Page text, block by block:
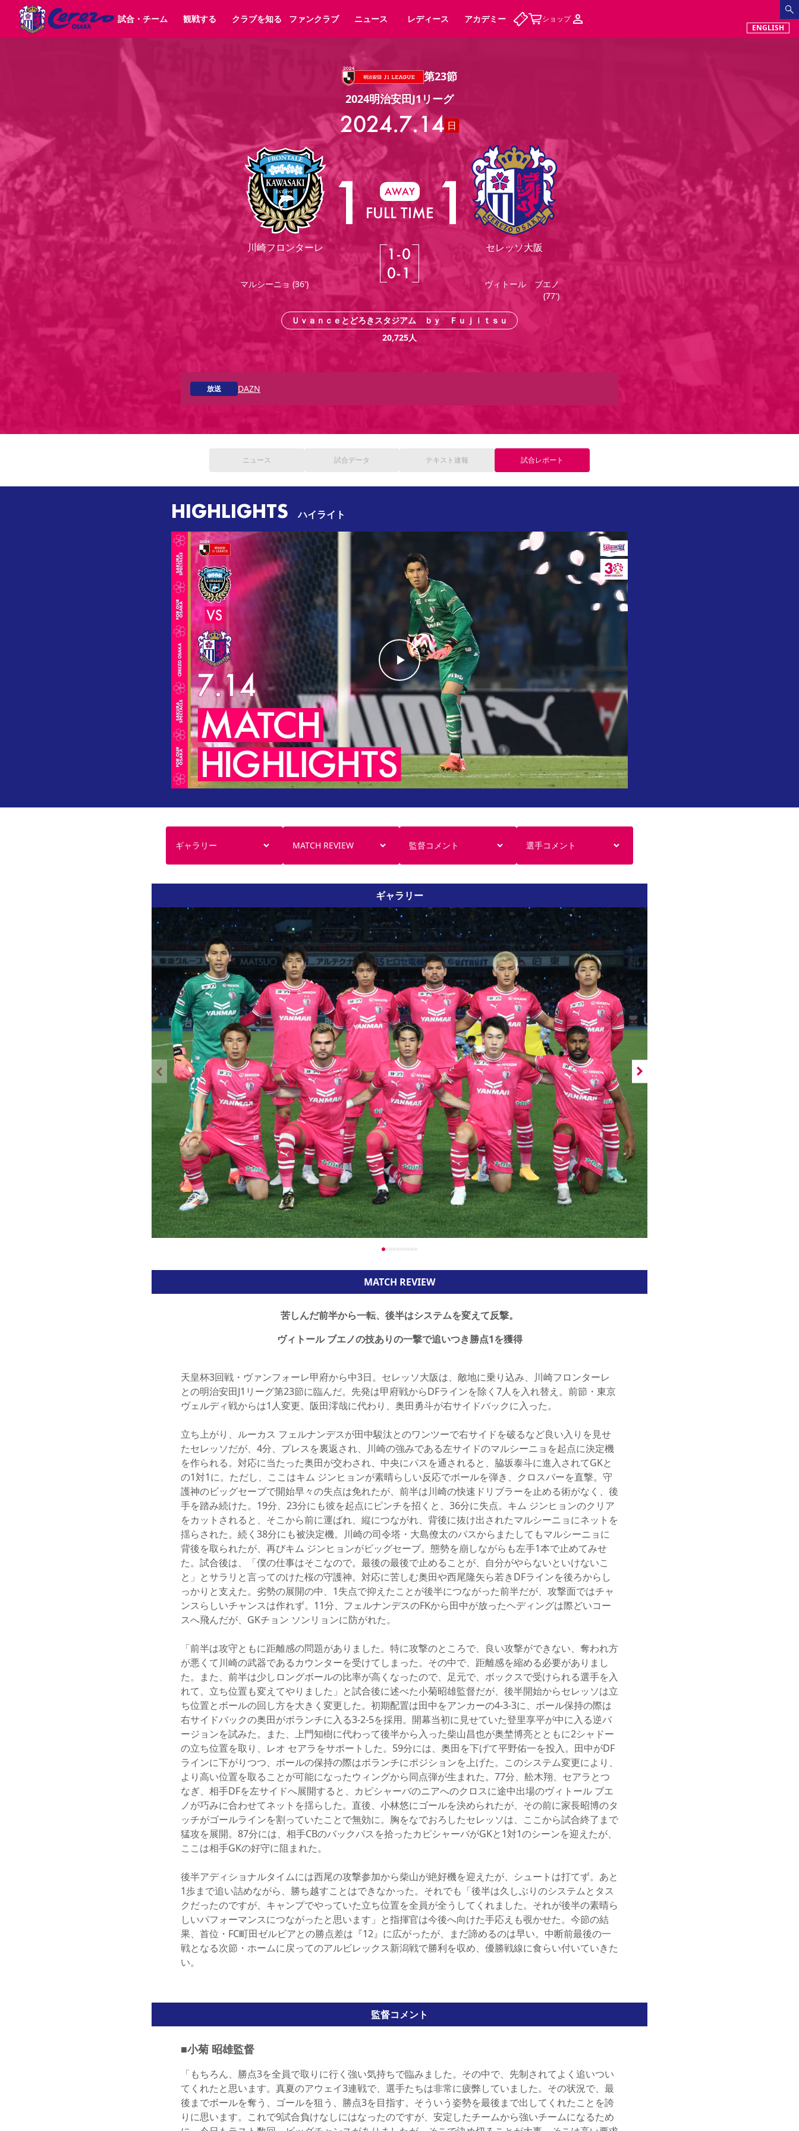
試合・チーム
順位表
スケジュール メディア情報 アカデミー ハナサカプレーヤー
観戦する
販売スケジュール 法人シーズンシート 福祉サービス
特定興行入場券
キッズ向けサービス グルメ
観戦マナー&ルール
ビジターサポーター観戦ガイド
公式アプリ
YANMAR HANASAKA STADIUM DAZNで観戦 アウェイツアー よくある質問
クラブを知る
シーズン記録
セレッソ大阪VISAカード セレッソアイデアちょうだいな
応援商店街
SDGsのゴール インパクトレポート 活動レポート
SPORT POSITIVE LEAGUES
取り組み実績
スポーツクラブ
長居公園 セレッソフットサルパーク セレッソフットサルパーク長居 セレッソスポーツパーク舞洲
YANMAR HANASAKA STADIUM
セレッソ大阪アカデミー 子供のサッカースクール
大人のサッカースクール
その他スポーツクラブ
ファンクラブ
SAKURA POINT Program まいセレチケット
会員規定
婚姻届・出生届・命名書
ニュース
グッズ チケット パートナー スポーツクラブ メディア
レディース アカデミー
ショップ
ENGLISH
第23節
2024明治安田J1リーグ
2024.7.14 日
川崎フロンターレ
マルシーニョ (36')
1 AWAY
FULL TIME1
1-0
0-1
セレッソ大阪
ヴィトール ブエノ
(77')
Ｕｖａｎｃｅとどろきスタジアム ｂｙ Ｆｕｊｉｔｓｕ
20,725人
放送 DAZN
ニュース 試合データ テキスト 速報 試合レポート
HIGHLIGHTS ハイライト
ギャラリー MATCH REVIEW 監督コメント 選手コメント
ギャラリー
MATCH REVIEW
苦しんだ前半から一転、後半はシステムを変えて反撃。
ヴィトール ブエノの技ありの一撃で追いつき勝点1を獲得
天皇杯3回戦・ヴァンフォーレ甲府から中3日。セレッソ大阪は、敵地に乗り込み、川崎フロンターレ
との明治安田J1リーグ第23節に臨んだ。先発は甲府戦からDFラインを除く7人を入れ替え。前節・東京
ヴェルディ戦からは1人変更。阪田澪哉に代わり、奥田勇斗が右サイドバックに入った。
立ち上がり、ルーカス フェルナンデスが田中駿汰とのワンツーで右サイドを破るなど良い入りを見せ
たセレッソだが、4分、プレスを裏返され、川崎の強みである左サイドのマルシーニョを起点に決定機
を作られる。対応に当たった奥田が交わされ、中央にパスを通されると、脇坂泰斗に進入されてGKと
の1対1に。ただし、ここはキム ジンヒョンが素晴らしい反応でボールを弾き、クロスバーを直撃。守
護神のビッグセーブで開始早々の失点は免れたが、前半は川崎の快速ドリブラーを止める術がなく、後
手を踏み続けた。19分、23分にも彼を起点にピンチを招くと、36分に失点。キム ジンヒョンのクリア
をカットされると、そこから前に運ばれ、縦につながれ、背後に抜け出されたマルシーニョにネットを
揺らされた。続く38分にも被決定機。川崎の司令塔・大島僚太のパスからまたしてもマルシーニョに
背後を取られたが、再びキム ジンヒョンがビッグセーブ。態勢を崩しながらも左手1本で止めてみせ
た。試合後は、「僕の仕事はそこなので。最後の最後で止めることが、自分がやらないといけないこ
と」とサラリと言ってのけた桜の守護神。対応に苦しむ奥田や西尾隆矢ら若きDFラインを後ろからし
っかりと支えた。劣勢の展開の中、1失点で抑えたことが後半につながった前半だが、攻撃面ではチャ
ンスらしいチャンスは作れず。11分、フェルナンデスのFKから田中が放ったヘディングは際どいコー
スへ飛んだが、GKチョン ソンリョンに防がれた。
「前半は攻守ともに距離感の問題がありました。特に攻撃のところで、良い攻撃ができない、奪われ方
が悪くて川崎の武器であるカウンターを受けてしまった。その中で、距離感を縮める必要がありまし
た。また、前半は少しロングボールの比率が高くなったので、足元で、ボックスで受けられる選手を入
れて、立ち位置も変えてやりました」と試合後に述べた小菊昭雄監督だが、後半開始からセレッソは立
ち位置とボールの回し方を大きく変更した。初期配置は田中をアンカーの4-3-3に、ボール保持の際は
右サイドバックの奥田がボランチに入る3-2-5を採用。開幕当初に見せていた登里享平が中に入る逆バ
ージョンを試みた。また、上門知樹に代わって後半から入った柴山昌也が奥埜博亮とともに2シャドー
の立ち位置を取り、レオ セアラをサポートした。59分には、奥田を下げて平野佑一を投入。田中がDF
ラインに下がりつつ、ボールの保持の際はボランチにポジションを上げた。このシステム変更により、
より高い位置を取ることが可能になったウィングから同点弾が生まれた。77分、舩木翔、セアラとつ
なぎ、相手DFを左サイドへ展開すると、カピシャーバのニアへのクロスに途中出場のヴィトール ブエ
ノが巧みに合わせてネットを揺らした。直後、小林悠にゴールを決められたが、その前に家長昭博のタ
ッチがゴールラインを割っていたことで無効に。胸をなでおろしたセレッソは、ここから試合終了まで
猛攻を展開。87分には、相手CBのバックパスを拾ったカピシャーバがGKと1対1のシーンを迎えたが、
ここは相手GKの好守に阻まれた。
後半アディショナルタイムには西尾の攻撃参加から柴山が絶好機を迎えたが、シュートは打てず。あと
1歩まで追い詰めながら、勝ち越すことはできなかった。それでも「後半は久しぶりのシステムとタス
クだったのですが、キャンプでやっていた立ち位置を全員が全うしてくれました。それが後半の素晴ら
しいパフォーマンスにつながったと思います」と指揮官は今後へ向けた手応えも覗かせた。今節の結
果、首位・FC町田ゼルビアとの勝点差は『12』に広がったが、まだ諦めるのは早い。中断前最後の一
戦となる次節・ホームに戻ってのアルビレックス新潟戦で勝利を収め、優勝戦線に食らい付いていきた
い。
監督コメント
■小菊 昭雄監督
「もちろん、勝点3を全員で取りに行く強い気持ちで臨みました。その中で、先制されてよく追いつい
てくれたと思います。真夏のアウェイ3連戦で、選手たちは非常に疲弊していました。その状況で、最
後までボールを奪う、ゴールを狙う、勝点3を目指す。そういう姿勢を最後まで出してくれたことを誇
りに思います。これで9試合負けなしにはなったのですが、安定したチームから強いチームになるため